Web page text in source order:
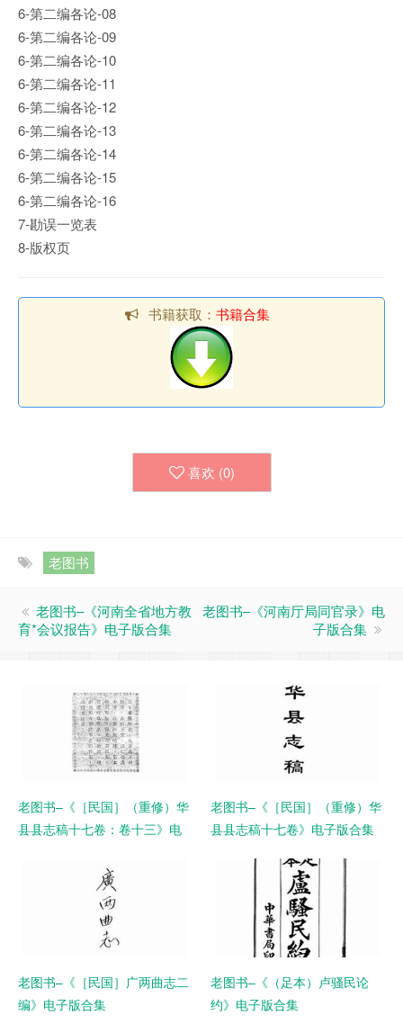
6-第二编各论-08
6-第二编各论-09
6-第二编各论-10
6-第二编各论-11
6-第二编各论-12
6-第二编各论-13
6-第二编各论-14
6-第二编各论-15
6-第二编各论-16
7-勘误一览表
8-版权页
书籍获取： 书籍合集
喜欢 (0)
老图书
老图书–《河南全省地方教
育*会议报告》电子版合集
老图书–《河南厅局同官录》电
子版合集
老图书–《［民国］（重修）华
县县志稿十七卷：卷十三》电
老图书–《［民国］（重修）华
县县志稿十七卷》电子版合集
老图书–《［民国］广两曲志二
编》电子版合集
老图书–《（足本）卢骚民论
约》电子版合集